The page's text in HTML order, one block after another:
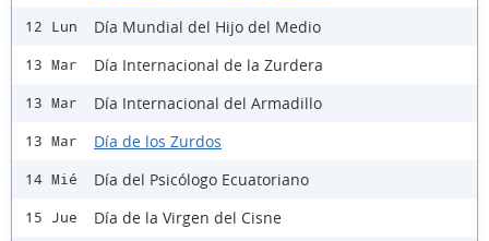
12 Lun Día Mundial del Hijo del Medio
13 Mar Día Internacional de la Zurdera
13 Mar Día Internacional del Armadillo
13 Mar Día de los Zurdos
14 Mié Día del Psicólogo Ecuatoriano
15 Jue Día de la Virgen del Cisne